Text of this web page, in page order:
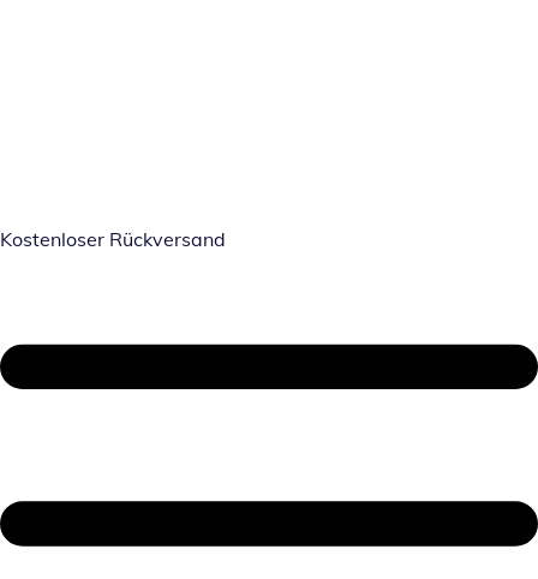
Kostenloser Rückversand